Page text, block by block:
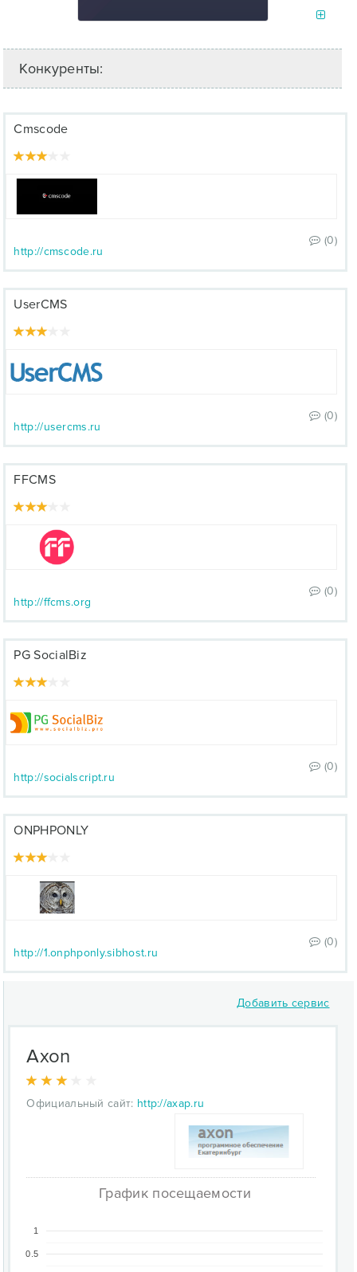
Конкуренты:
Cmscode
(0)
http://cmscode.ru
UserCMS
(0)
http://usercms.ru
FFCMS
(0)
http://ffcms.org
PG SocialBiz
(0)
http://socialscript.ru
ONPHPONLY
(0)
http://1.onphponly.sibhost.ru
Добавить сервис
Axon
Официальный сайт: http://axap.ru
График посещаемости
0.5
1